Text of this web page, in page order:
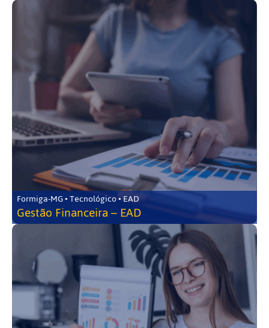
Formiga-MG • Tecnológico • EAD
Gestão Financeira – EAD